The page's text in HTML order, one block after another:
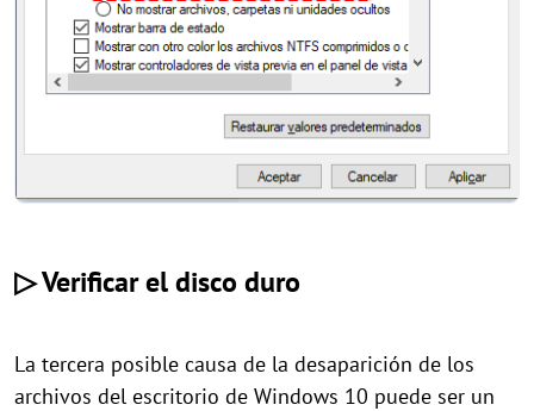
▷ Verificar el disco duro
La tercera posible causa de la desaparición de los
archivos del escritorio de Windows 10 puede ser un